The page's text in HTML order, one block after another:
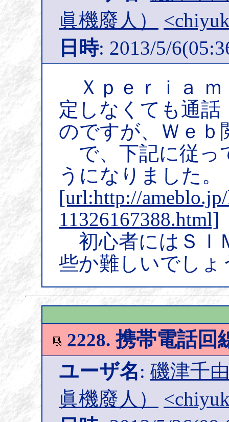
眞機廢人）
日時: 2013/5/
Ｘｐｅｒｉａ ｍ
定しなくても通話
のですが、Ｗｅｂ
で、下記に従っ
うになりました。
[url:http://
11326167388.html]
初心者にはＳＩ
些か難しいでしょ
2228. 携帯電話回
ユーザ名: 磯津千
眞機廢人）